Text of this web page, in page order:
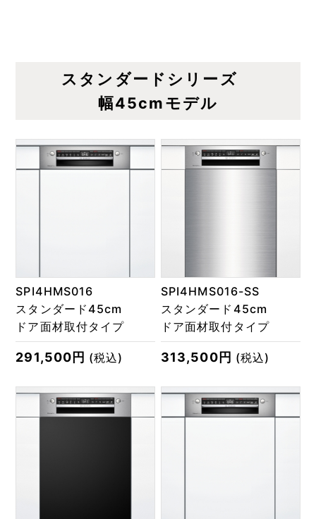
スタンダードシリーズ
幅45cmモデル
SPI4HMS016
スタンダード45cm
ドア面材取付タイプ
291,500円 (税込)
SPI4HMS016-SS
スタンダード45cm
ドア面材取付タイプ
313,500円 (税込)